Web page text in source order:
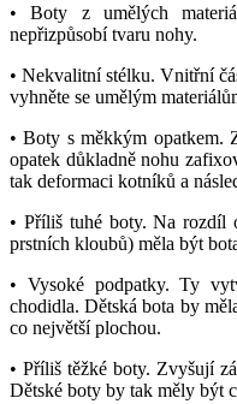
• Boty z umělých
nepřizpůsobí tvaru nohy.
• Nekvalitní stélku. Vnitřní
vyhněte se umělým
• Boty s měkkým opatkem.
opatek důkladně nohu
tak deformaci kotníků a
• Příliš tuhé boty. Na rozdíl
prstních kloubů) měla být
• Vysoké podpatky. Ty
chodidla. Dětská bota by
co největší plochou.
• Příliš těžké boty. Zvyšují
Dětské boty by tak měly být